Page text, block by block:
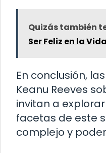
Quizás también
Ser Feliz en la Vida
En conclusión,
Keanu Reeves
invitan a
facetas de este
complejo y